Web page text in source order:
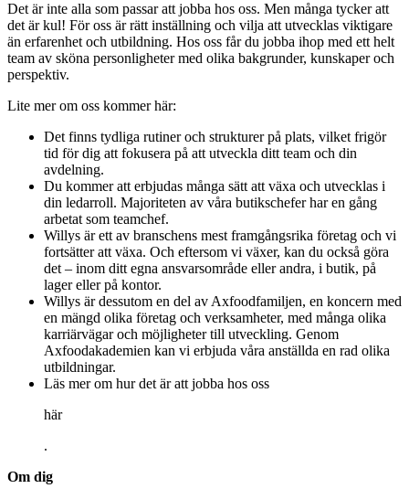
Det är inte alla som passar att jobba hos oss. Men många tycker att
det är kul! För oss är rätt inställning och vilja att utvecklas viktigare
än erfarenhet och utbildning. Hos oss får du jobba ihop med ett helt
team av sköna personligheter med olika bakgrunder, kunskaper och
perspektiv.
Lite mer om oss kommer här:
Det finns tydliga rutiner och strukturer på plats, vilket frigör
tid för dig att fokusera på att utveckla ditt team och din
avdelning.
Du kommer att erbjudas många sätt att växa och utvecklas i
din ledarroll. Majoriteten av våra butikschefer har en gång
arbetat som teamchef.
Willys är ett av branschens mest framgångsrika företag och vi
fortsätter att växa. Och eftersom vi växer, kan du också göra
det – inom ditt egna ansvarsområde eller andra, i butik, på
lager eller på kontor.
Willys är dessutom en del av Axfoodfamiljen, en koncern med
en mängd olika företag och verksamheter, med många olika
karriärvägar och möjligheter till utveckling. Genom
Axfoodakademien kan vi erbjuda våra anställda en rad olika
utbildningar.
Läs mer om hur det är att jobba hos oss
här
.
Om dig